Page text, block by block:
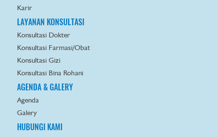
Karir
LAYANAN KONSULTASI
Konsultasi Dokter
Konsultasi Farmasi/Obat
Konsultasi Gizi
Konsultasi Bina Rohani
AGENDA & GALERY
Agenda
Galery
HUBUNGI KAMI